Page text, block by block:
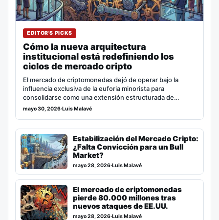
EDITOR'S PICKS
Cómo la nueva arquitectura
institucional está redefiniendo los
ciclos de mercado cripto
El mercado de criptomonedas dejó de operar bajo la
influencia exclusiva de la euforia minorista para
consolidarse como una extensión estructurada de…
mayo 30, 2026·Luis Malavé
Estabilización del Mercado Cripto:
¿Falta Convicción para un Bull
Market?
mayo 28, 2026·Luis Malavé
El mercado de criptomonedas
pierde 80.000 millones tras
nuevos ataques de EE.UU.
mayo 28, 2026·Luis Malavé